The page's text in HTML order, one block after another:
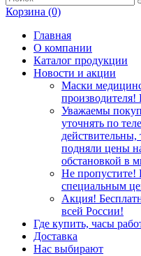
Корзина (0)
Главная
О компании
Каталог продукции
Новости и акции
Маски
Уважаемы
уточнять по
действительны,
подняли цены
обстановкой в
Не
специальным
Акция!
всей России!
Где купить, часы
Доставка
Нас выбирают